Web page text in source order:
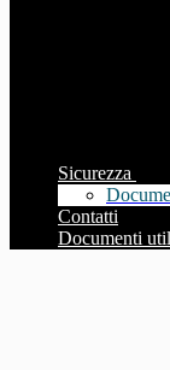
Sicurezza
Contatti
Documenti